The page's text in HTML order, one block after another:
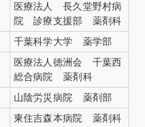
医療法人 長久堂野村病
院 診療支援部 薬剤科
千葉科学大学 薬学部
医療法人徳洲会 千葉西
総合病院 薬剤科
山陰労災病院 薬剤部
東住吉森本病院 薬剤科